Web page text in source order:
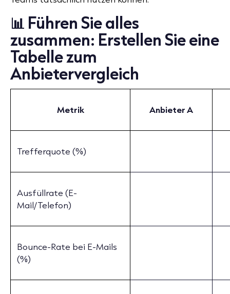
📊 Führen Sie alles
zusammen: Erstellen Sie eine
Tabelle zum
Anbietervergleich
Metrik Anbieter A
Trefferquote (%)
Ausfüllrate (E-
Mail/Telefon)
Bounce-Rate bei E-Mails
(%)